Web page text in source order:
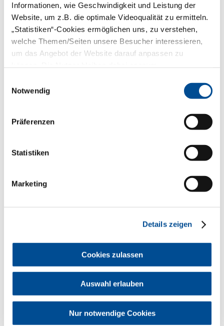
Informationen, wie Geschwindigkeit und Leistung der
Website, um z.B. die optimale Videoqualität zu ermitteln.
„Statistiken“-Cookies ermöglichen uns, zu verstehen,
welche Themen/Seiten unsere Besucher interessieren,
um das Angebot der Website darauf anpassen zu
Notwendig
Präferenzen
Statistiken
Marketing
Details zeigen
Cookies zulassen
Auswahl erlauben
Nur notwendige Cookies
Nachname:*
E-Mail:*
Die von Ihnen übermittelten Daten werden nicht an Dritte
Ihrer Anfrage und werden für den Zeitraum der Bearbeitung
Ihrer Anfrage gespeichert und anschließend gelöscht.